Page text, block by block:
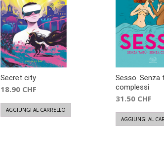
Secret city
18.90 CHF
AGGIUNGI AL CARRELLO
Sesso. Senza
complessi
31.50 CHF
AGGIUNGI AL